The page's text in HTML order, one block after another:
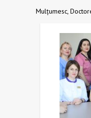
Mulțumesc,